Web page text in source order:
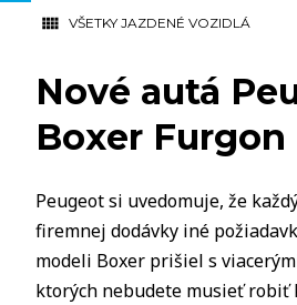
VŠETKY JAZDENÉ VOZIDLÁ
Nové autá
Boxer Furgon
Peugeot si uvedomuje, že
firemnej dodávky iné
modeli Boxer prišiel s
ktorých nebudete musieť robiť